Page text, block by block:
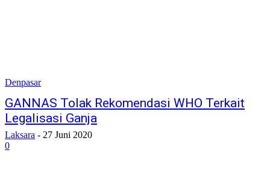
Denpasar
GANNAS Tolak Rekomendasi WHO Terkait
Legalisasi Ganja
Laksara - 27 Juni 2020
0